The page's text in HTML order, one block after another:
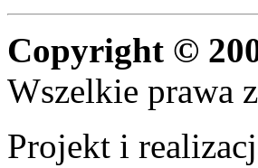
Copyright ©
Wszelkie prawa
Projekt i